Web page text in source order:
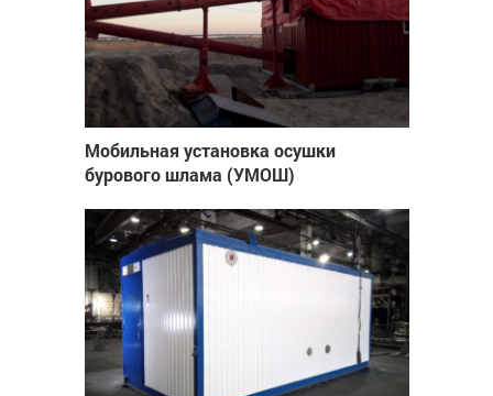
Мобильная установка осушки
бурового шлама (УМОШ)